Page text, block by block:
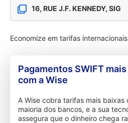
16, RUE J.F. KENNEDY, SIG
Economize em tarifas
Pagamentos SWIFT
com a Wise
A Wise cobra tarifas mais
maioria dos bancos, e a sua
assegura que o dinheiro chega